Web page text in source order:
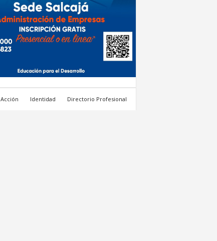
Acción Identidad Directorio Profesional